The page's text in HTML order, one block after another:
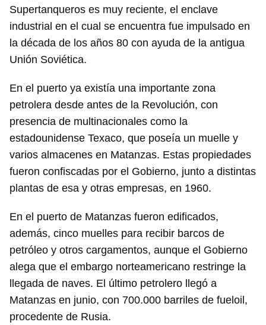
Supertanqueros es muy reciente, el enclave
industrial en el cual se encuentra fue impulsado en
la década de los años 80 con ayuda de la antigua
Unión Soviética.
En el puerto ya existía una importante zona
petrolera desde antes de la Revolución, con
presencia de multinacionales como la
estadounidense Texaco, que poseía un muelle y
varios almacenes en Matanzas. Estas propiedades
fueron confiscadas por el Gobierno, junto a distintas
plantas de esa y otras empresas, en 1960.
En el puerto de Matanzas fueron edificados,
además, cinco muelles para recibir barcos de
petróleo y otros cargamentos, aunque el Gobierno
alega que el embargo norteamericano restringe la
llegada de naves. El último petrolero llegó a
Matanzas en junio, con 700.000 barriles de fueloil,
procedente de Rusia.